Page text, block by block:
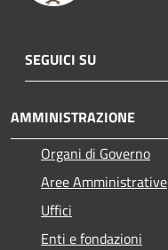
SEGUICI SU
AMMINISTRAZIONE
Organi di Governo
Aree Amministrative
Uffici
Enti e fondazioni